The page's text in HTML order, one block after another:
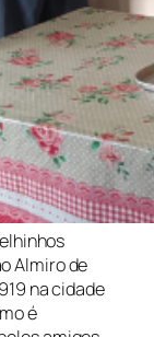
Almiro de
na cidade
é